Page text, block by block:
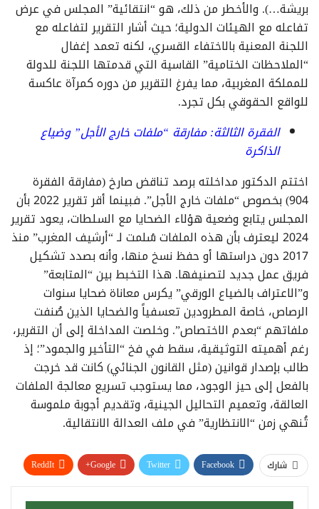
بريشة…). والأخطر من ذلك، هو “انتقائية” المجلس في عرض
تفاعله مع الهيئات الدولية؛ حيث أشار التقرير لتفاعله مع
اللجنة المعنية بالاختفاء القسري، لكنه تعمد إغفال
“الملاحظات الختامية” القاسية التي قدمتها اللجنة للدولة
للمملكة المغربية، مما يفرغ التقرير من دوره كمرآة عاكسة
للواقع الحقوقي بكل تجرد.
الفقرة الثالثة: مفارقة “ملفات خارج الأجل” وضياع
الذاكرة
اختتم الدكتور مداخلته برصد تناقض صارخ (مفارقة الفقرة
904) بخصوص “ملفات خارج الأجل”. فبينما أقر تقرير 2022 بأن
المجلس يتابع وضعية هؤلاء الضحايا مع السلطات، يعود تقرير
2024 ليعترف بأن هذه الملفات سُلمت لـ “أرشيف المغرب” منذ
2017 دون دراستها أو حفظ نسخ منها، وأنه بصدد تشكيل
فريق عمل جديد لتصنيفها. هذا التخبط بين “المتابعة”
و”الاعتراف بالضياع الورقي” يكرس معاناة ضحايا سنوات
الرصاص، خاصة المطرودين تعسفياً والضحايا الذين صُنفت
ملفاتهم “بعدم الاختصاص”. وخلصت المداخلة إلى أن التقرير،
رغم أهميته التوثيقية، سقط في فخ “التأخير والجمود”؛ إذ
طالب بإصدار قوانين (مثل القانون الجنائي) كانت قد خرجت
بالفعل إلى حيز الوجود، مما يستوجب تسريع معالجة الملفات
العالقة، وتعميم التحاليل الجينية، وتقديم أجوبة ملموسة
تُنهي زمن “الانتظارية” في ملف العدالة الانتقالية.
شارك Facebook
Twitter
Google+
ReddIt